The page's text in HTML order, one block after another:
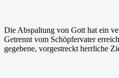
Die Abspaltung von Gott hat ein
Getrennt vom Schöpfervater
gegebene, vorgestreckt herrliche